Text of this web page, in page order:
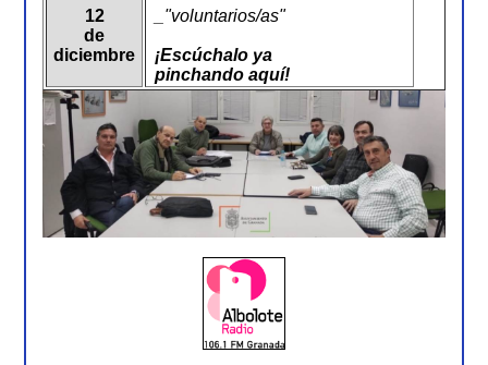
12
de
diciembre
_"voluntarios/as"
¡Escúchalo ya
pinchando aquí!